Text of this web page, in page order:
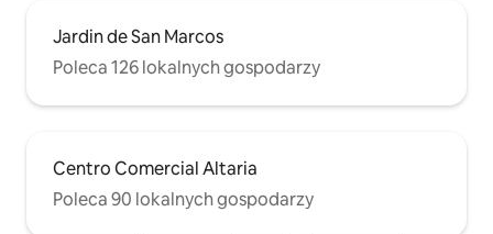
Jardin de San Marcos
Poleca 126 lokalnych gospodarzy
Centro Comercial Altaria
Poleca 90 lokalnych gospodarzy